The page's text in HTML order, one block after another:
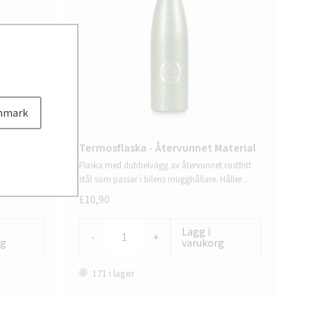
Endast
Termosflaska - Återvunnet Material
Flaska med dubbelvägg av återvunnet rostfritt
stål som passar i bilens mugghållare. Håller
dryck varm i ca 5 timmar eller kall i ca 15
timmar. Tillverkad av RCS-certifierade återvunna
£10,90
- + Lägg i
varukorg
171 i lager